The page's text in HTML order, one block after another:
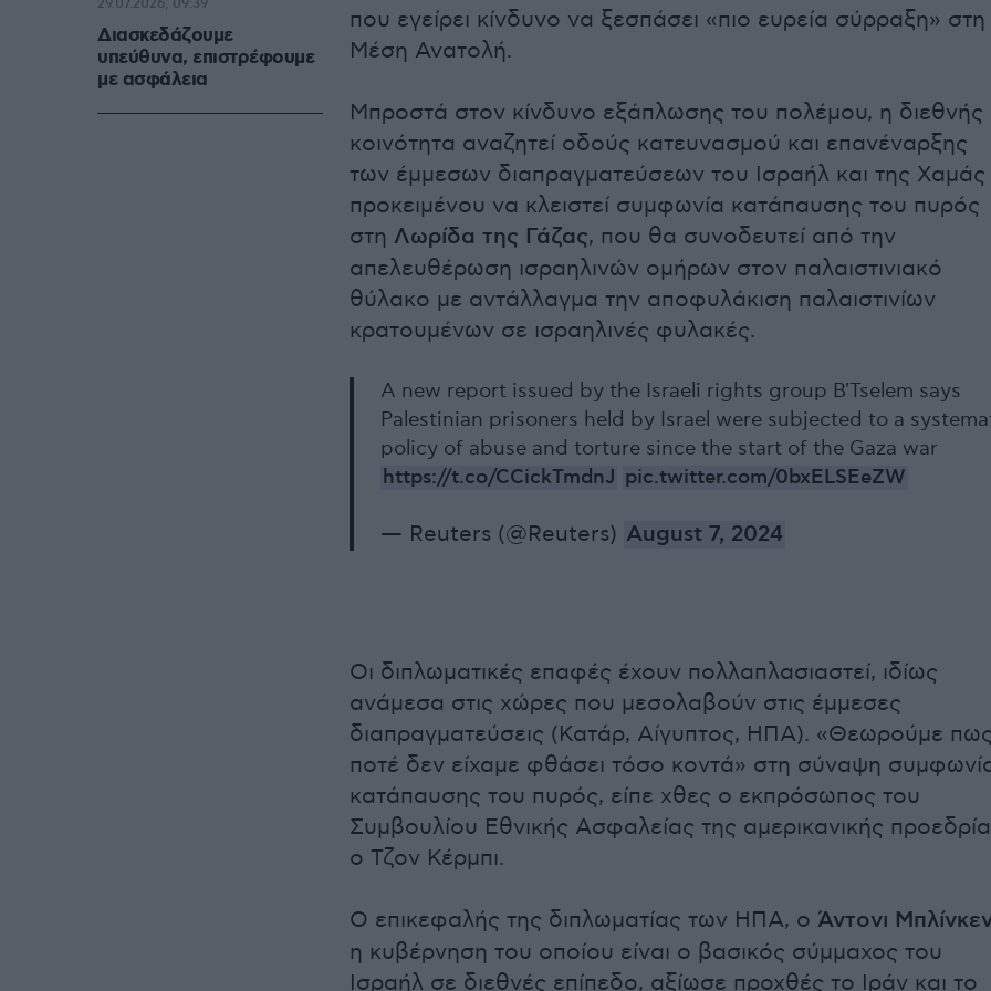
που εγείρει κίνδυνο να ξεσπάσει «πιο ευρεία σύρραξη» στη
Μέση Ανατολή.
Μπροστά στον κίνδυνο εξάπλωσης του πολέμου, η διεθνής
κοινότητα αναζητεί οδούς κατευνασμού και επανέναρξης
των έμμεσων διαπραγματεύσεων του Ισραήλ και της Χαμάς
προκειμένου να κλειστεί συμφωνία κατάπαυσης του πυρός
στη Λωρίδα της Γάζας, που θα συνοδευτεί από την
απελευθέρωση ισραηλινών ομήρων στον παλαιστινιακό
θύλακο με αντάλλαγμα την αποφυλάκιση παλαιστινίων
κρατουμένων σε ισραηλινές φυλακές.
A new report issued by the Israeli rights group B'Tselem says
Palestinian prisoners held by Israel were subjected to a
policy of abuse and torture since the start of the Gaza war
https://t.co/CCickTmdnJ pic.twitter.com/0bxELSEeZW
— Reuters (@Reuters) August 7, 2024
Οι διπλωματικές επαφές έχουν πολλαπλασιαστεί, ιδίως
ανάμεσα στις χώρες που μεσολαβούν στις έμμεσες
διαπραγματεύσεις (Κατάρ, Αίγυπτος, ΗΠΑ). «Θεωρούμε
ποτέ δεν είχαμε φθάσει τόσο κοντά» στη σύναψη
κατάπαυσης του πυρός, είπε χθες ο εκπρόσωπος του
Συμβουλίου Εθνικής Ασφαλείας της αμερικανικής
ο Τζον Κέρμπι.
Ο επικεφαλής της διπλωματίας των ΗΠΑ, ο Άντονι
η κυβέρνηση του οποίου είναι ο βασικός σύμμαχος του
Ισραήλ σε διεθνές επίπεδο, αξίωσε προχθές το Ιράν και το
Διασκεδάζουμε
υπεύθυνα, επιστρέφουμε
με ασφάλεια
29.07.2026, 09:39